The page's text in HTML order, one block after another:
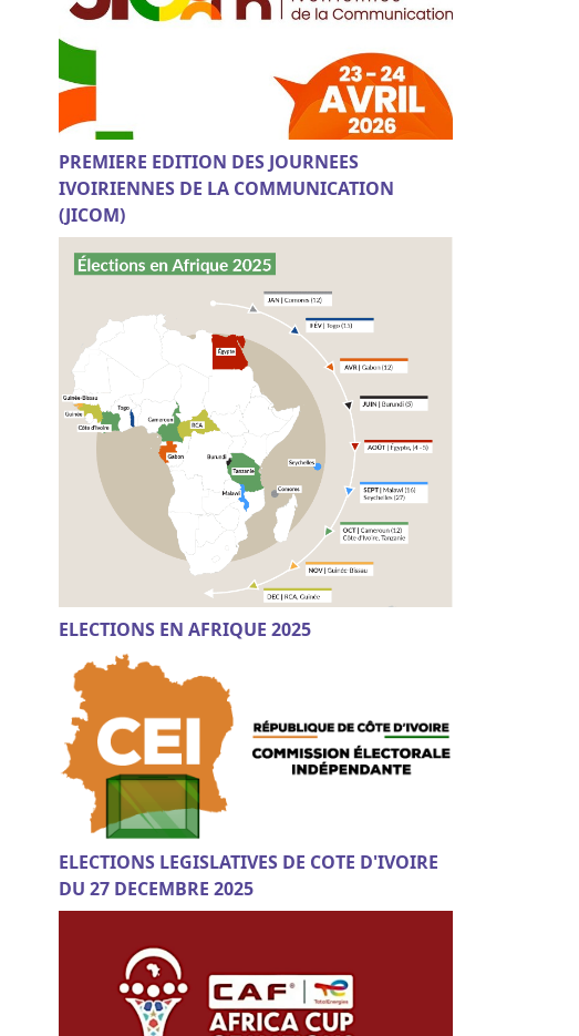
PREMIERE EDITION DES JOURNEES
IVOIRIENNES DE LA COMMUNICATION
(JICOM)
ELECTIONS EN AFRIQUE 2025
ELECTIONS LEGISLATIVES DE COTE D'IVOIRE
DU 27 DECEMBRE 2025